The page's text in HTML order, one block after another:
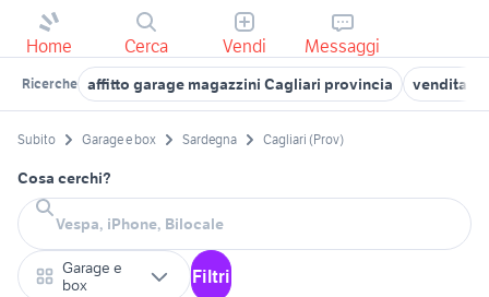
Home Cerca Vendi Messaggi
Ricerche affitto garage magazzini Cagliari provincia vendita
Subito Garage e box Sardegna Cagliari (Prov)
Cosa cerchi?
Garage e
box
Filtri